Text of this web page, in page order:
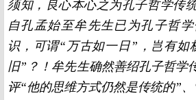
须知，良心本心之为孔子哲学传
自孔孟始至牟先生已为孔子哲
识，可谓“万古如一日”，岂有如
旧”？！牟先生确然善绍孔子哲学
评“他的思维方式仍然是传统的”